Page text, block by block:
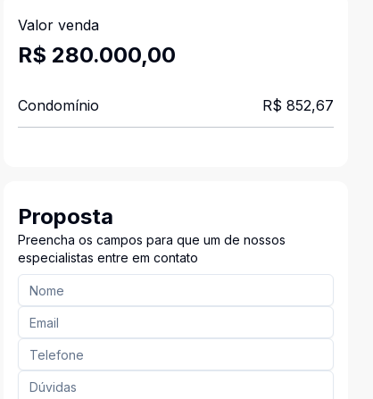
Valor venda
R$ 280.000,00
Condomínio R$ 852,67
Proposta
Preencha os campos para que um de nossos
especialistas entre em contato